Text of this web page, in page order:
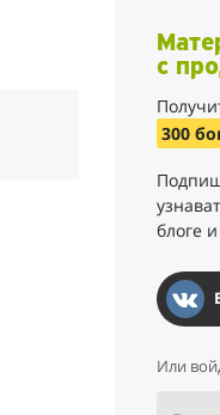
с
300
блоге
Или